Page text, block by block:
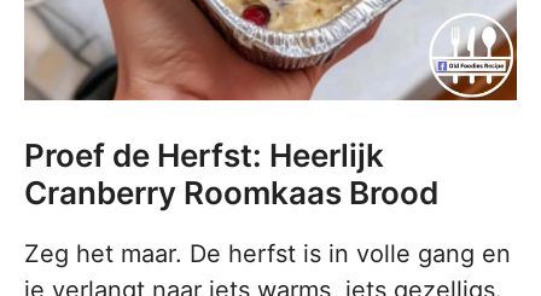
Proef de Herfst: Heerlijk
Cranberry Roomkaas Brood
Zeg het maar. De herfst is in volle gang en
je verlangt naar iets warms, iets gezelligs.